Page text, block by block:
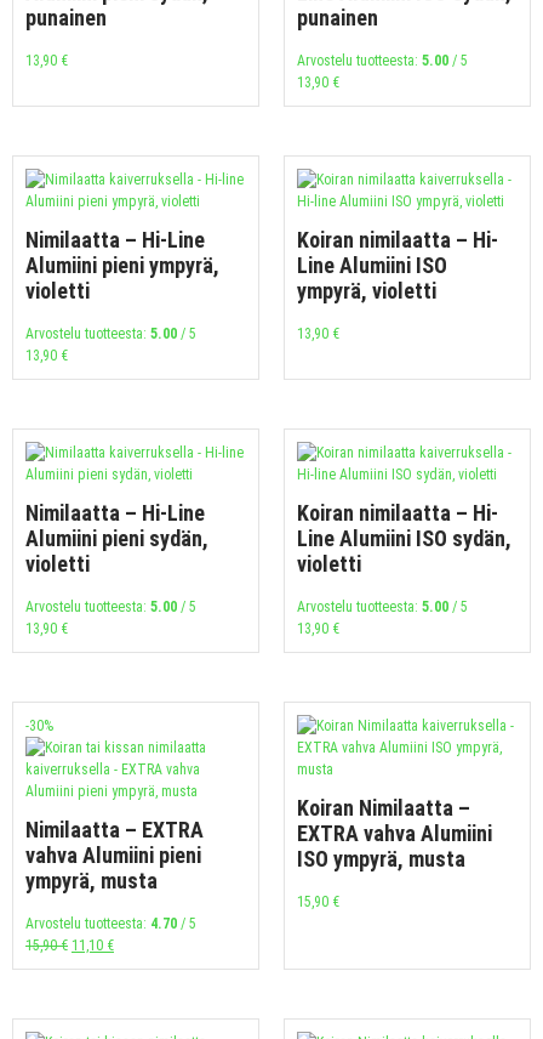
punainen
13,90 €
punainen
Arvostelu tuotteesta: 5.00 / 5
13,90 €
Nimilaatta – Hi-Line
Alumiini pieni ympyrä,
violetti
Arvostelu tuotteesta: 5.00 / 5
13,90 €
Koiran nimilaatta – Hi-
Line Alumiini ISO
ympyrä, violetti
13,90 €
Nimilaatta – Hi-Line
Alumiini pieni sydän,
violetti
Arvostelu tuotteesta: 5.00 / 5
13,90 €
Koiran nimilaatta – Hi-
Line Alumiini ISO sydän,
violetti
Arvostelu tuotteesta: 5.00 / 5
13,90 €
-30%
Nimilaatta – EXTRA
vahva Alumiini pieni
ympyrä, musta
Arvostelu tuotteesta: 4.70 / 5
15,90€ 11,10 €
Koiran Nimilaatta –
EXTRA vahva Alumiini
ISO ympyrä, musta
15,90 €